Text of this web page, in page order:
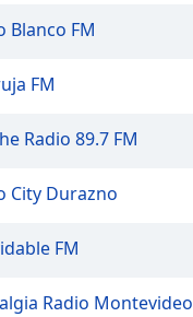
Blanco FM
FM
Radio 89.7 FM
City Durazno
FM
Radio Montevideo